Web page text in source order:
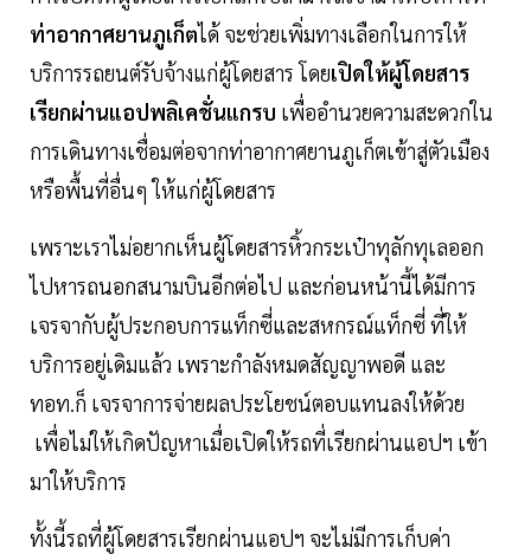
ท่าอากาศยานภูเก็ตได้ จะช่วยเพิ่มทางเลือกในการให้
บริการรถยนต์รับจ้างแก่ผู้โดยสาร โดยเปิดให้ผู้โดยสาร
เรียกผ่านแอปพลิเคชั่นแกรบ เพื่ออำนวยความสะดวกใน
การเดินทางเชื่อมต่อจากท่าอากาศยานภูเก็ตเข้าสู่ตัวเมือง
หรือพื้นที่อื่นๆ ให้แก่ผู้โดยสาร
เพราะเราไม่อยากเห็นผู้โดยสารหิ้วกระเป๋าทุลักทุเลออก
ไปหารถนอกสนามบินอีกต่อไป และก่อนหน้านี้ได้มีการ
เจรจากับผู้ประกอบการแท็กซี่และสหกรณ์แท็กซี่ ที่ให้
บริการอยู่เดิมแล้ว เพราะกำลังหมดสัญญาพอดี และ
ทอท.ก็ เจรจาการจ่ายผลประโยชน์ตอบแทนลงให้ด้วย
เพื่อไม่ให้เกิดปัญหาเมื่อเปิดให้รถที่เรียกผ่านแอปฯ เข้า
มาให้บริการ
ทั้งนี้รถที่ผู้โดยสารเรียกผ่านแอปฯ จะไม่มีการเก็บค่า